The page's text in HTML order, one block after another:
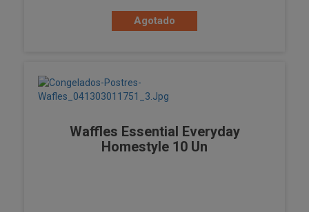
Agotado
Waffles Essential Everyday
Homestyle 10 Un